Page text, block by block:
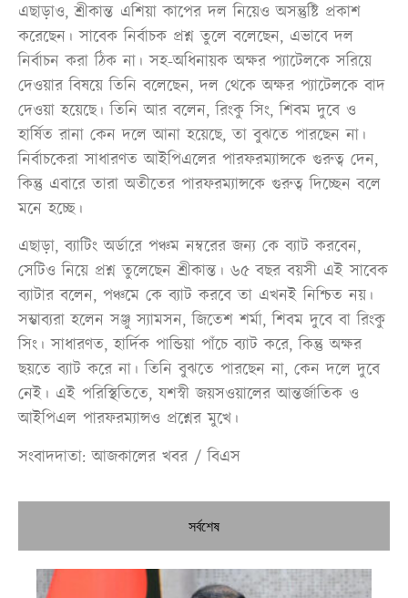
এছাড়াও, শ্রীকান্ত এশিয়া কাপের দল নিয়েও অসন্তুষ্টি প্রকাশ
করেছেন। সাবেক নির্বাচক প্রশ্ন তুলে বলেছেন, এভাবে দল
নির্বাচন করা ঠিক না। সহ-অধিনায়ক অক্ষর প্যাটেলকে সরিয়ে
দেওয়ার বিষয়ে তিনি বলেছেন, দল থেকে অক্ষর প্যাটেলকে বাদ
দেওয়া হয়েছে। তিনি আর বলেন, রিংকু সিং, শিবম দুবে ও
হার্ষিত রানা কেন দলে আনা হয়েছে, তা বুঝতে পারছেন না।
নির্বাচকেরা সাধারণত আইপিএলের পারফরম্যান্সকে গুরুত্ব দেন,
কিন্তু এবারে তারা অতীতের পারফরম্যান্সকে গুরুত্ব দিচ্ছেন বলে
মনে হচ্ছে।
এছাড়া, ব্যাটিং অর্ডারে পঞ্চম নম্বরের জন্য কে ব্যাট করবেন,
সেটিও নিয়ে প্রশ্ন তুলেছেন শ্রীকান্ত। ৬৫ বছর বয়সী এই সাবেক
ব্যাটার বলেন, পঞ্চমে কে ব্যাট করবে তা এখনই নিশ্চিত নয়।
সম্ভাব্যরা হলেন সঞ্জু স্যামসন, জিতেশ শর্মা, শিবম দুবে বা রিংকু
সিং। সাধারণত, হার্দিক পান্ডিয়া পাঁচে ব্যাট করে, কিন্তু অক্ষর
ছয়তে ব্যাট করে না। তিনি বুঝতে পারছেন না, কেন দলে দুবে
নেই। এই পরিস্থিতিতে, যশস্বী জয়সওয়ালের আন্তর্জাতিক ও
আইপিএল পারফরম্যান্সও প্রশ্নের মুখে।
সংবাদদাতা: আজকালের খবর / বিএস
সর্বশেষ